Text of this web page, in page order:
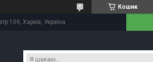
Кошик
109, Харків, Україна